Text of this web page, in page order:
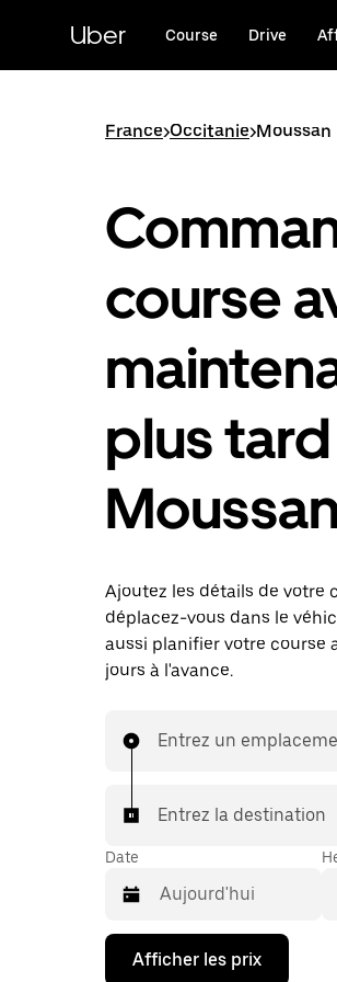
principal
Uber Course Drive
France>Occitanie>Moussan
course
plus
Ajoutez les détails de votre
déplacez-vous dans le
aussi planifier votre course
jours à l'avance.
Entrez un
Entrez la destination
Date
Appuyez
Afficher les prix